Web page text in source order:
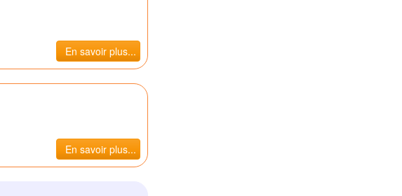
En savoir plus...
En savoir plus...